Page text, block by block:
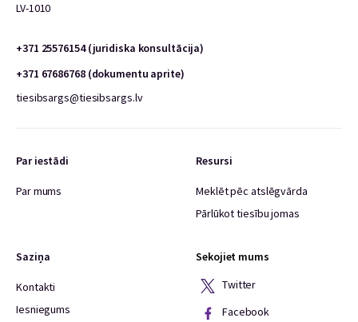
LV-1010
+371 25576154 (juridiska konsultācija)
+371 67686768 (dokumentu aprite)
tiesibsargs@tiesibsargs.lv
Par iestādi
Par mums
Resursi
Meklēt pēc atslēgvārda
Pārlūkot tiesību jomas
Saziņa
Kontakti
Iesniegums
Sekojiet mums
Twitter
Facebook